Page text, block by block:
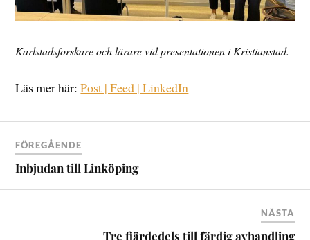
Karlstadsforskare och lärare vid presentationen i Kristianstad.
Läs mer här:Post | Feed | LinkedIn
FÖREGÅENDE
Inbjudan till Linköping
NÄSTA
Tre fjärdedels till färdig avhandling